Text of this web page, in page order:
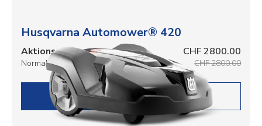
Husqvarna Automower® 420
Aktionspreis CHF 2800.00
Normalpreis CHF 2800.00
DETAILS